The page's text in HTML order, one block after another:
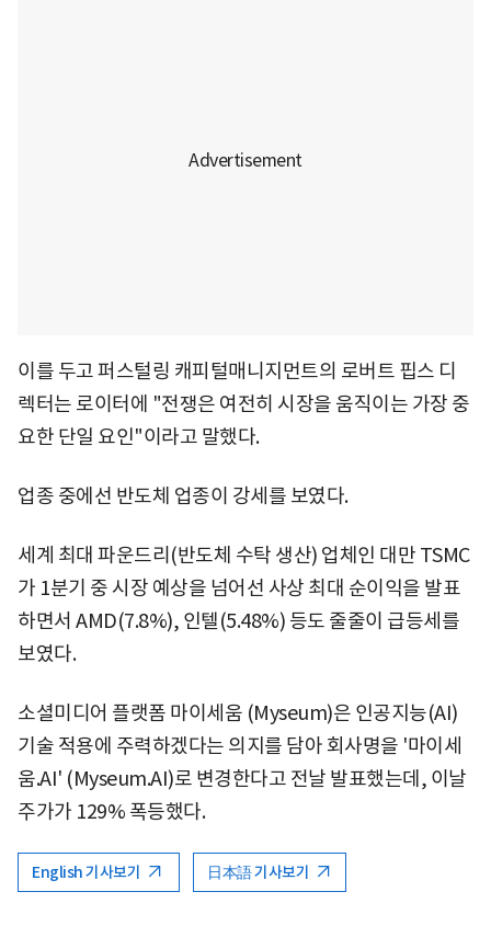
이를 두고 퍼스털링 캐피털매니지먼트의 로버트 핍스 디
렉터는 로이터에 "전쟁은 여전히 시장을 움직이는 가장 중
요한 단일 요인"이라고 말했다.
업종 중에선 반도체 업종이 강세를 보였다.
세계 최대 파운드리(반도체 수탁 생산) 업체인 대만 TSMC
가 1분기 중 시장 예상을 넘어선 사상 최대 순이익을 발표
하면서 AMD(7.8%), 인텔(5.48%) 등도 줄줄이 급등세를
보였다.
소셜미디어 플랫폼 마이세움 (Myseum)은 인공지능(AI)
기술 적용에 주력하겠다는 의지를 담아 회사명을 '마이세
움.AI' (Myseum.AI)로 변경한다고 전날 발표했는데, 이날
주가가 129% 폭등했다.
English 기사보기 日本語 기사보기